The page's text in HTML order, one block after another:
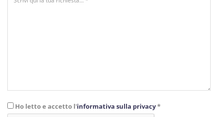
Ho letto e accetto l'informativa sulla privacy*